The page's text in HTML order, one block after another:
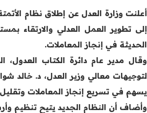
أعلنت وزارة العدل عن إطلاق نظام
إلى تطوير العمل العدلي والارتقاء
الحديثة في إنجاز المعاملات.
وقال مدير عام دائرة الكتاب العدول،
لتوجيهات معالي وزير العدل، د. خالد
يسهم في تسريع إنجاز المعاملات وتقليل
وأضاف أن النظام الجديد يتيح تنظيم